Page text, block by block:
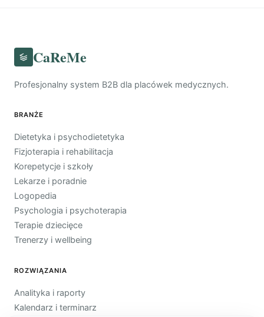
CaReMe
Profesjonalny system B2B dla placówek medycznych.
BRANŻE
Dietetyka i psychodietetyka
Fizjoterapia i rehabilitacja
Korepetycje i szkoły
Lekarze i poradnie
Logopedia
Psychologia i psychoterapia
Terapie dziecięce
Trenerzy i wellbeing
ROZWIĄZANIA
Analityka i raporty
Kalendarz i terminarz